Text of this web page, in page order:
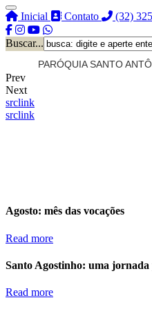
Inicial Contato (32)
Buscar...
PARÓQUIA SANTO
Prev
Next
srclink
srclink
Agosto: mês das vocações
Read more
Santo Agostinho: uma
Read more